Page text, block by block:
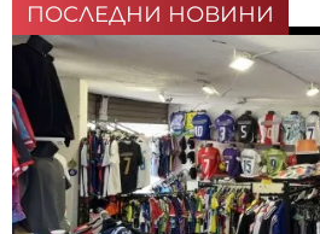
ПОСЛЕДНИ НОВИНИ